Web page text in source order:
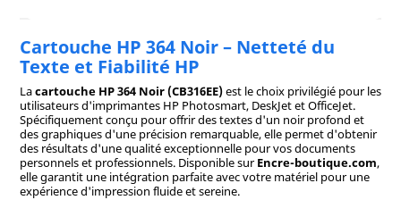
Cartouche HP 364 Noir – Netteté du
Texte et Fiabilité HP
Lacartouche HP 364 Noir (CB316EE)est le choix privilégié pour les
utilisateurs d'imprimantes HP Photosmart, DeskJet et OfficeJet.
Spécifiquement conçu pour offrir des textes d'un noir profond et
des graphiques d'une précision remarquable, elle permet d'obtenir
des résultats d'une qualité exceptionnelle pour vos documents
personnels et professionnels. Disponible surEncre-boutique.com,
elle garantit une intégration parfaite avec votre matériel pour une
expérience d'impression fluide et sereine.